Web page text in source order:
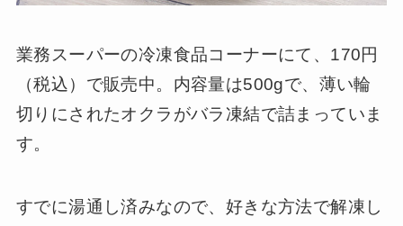
業務スーパーの冷凍食品コーナーにて、170円
（税込）で販売中。内容量は500gで、薄い輪
切りにされたオクラがバラ凍結で詰まっていま
す。
すでに湯通し済みなので、好きな方法で解凍し